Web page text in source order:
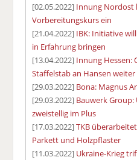
[02.05.2022] Innung Nordost
Vorbereitungskurs ein
[21.04.2022] IBK: Initiative
in Erfahrung bringen
[13.04.2022] Innung Hessen:
Staffelstab an Hansen weiter
[29.03.2022] Bona: Magnus
[29.03.2022] Bauwerk
zweistellig im Plus
[17.03.2022]TKB
Parkett und Holzpflaster
[11.03.2022] Ukraine-Krieg